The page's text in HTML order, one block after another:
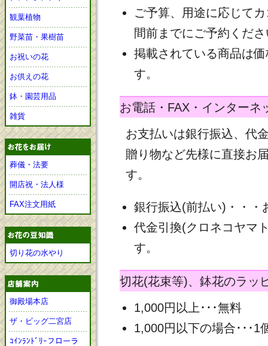
観葉植物
野菜苗・果樹苗
お祝いの花
お供えの花
鉢・園芸用品
雑貨
葬儀・法要
開店祝・法人様
FAX注文用紙
切り花の水やり
御殿場本店
ザ・ビッグ二宮店
ｺｲﾝﾗﾝﾄﾞﾘｰフローラ
ご予算、用途に応じて
間前までにご予約くだ
掲載されている商品は
す。
お電話・FAX・インターネ
お支払いは銀行振込、代
贈り物など先様に直接お
す。
銀行振込(前払い)・・・
代金引換(クロネコヤマ
す。
切花(花束等)、鉢花のラッ
1,000円以上･･･無料
1,000円以下の場合･･･1